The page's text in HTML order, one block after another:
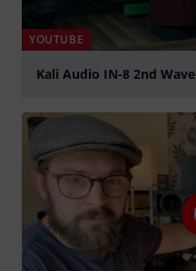
YOUTUBE
Kali Audio IN-8 2nd Wave